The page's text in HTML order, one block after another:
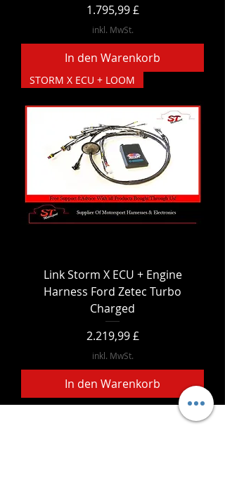
Preis
1.795,99 £
inkl. MwSt.
In den Warenkorb
STORM X ECU + LOOM
Link Storm X ECU + Engine
Harness Ford Zetec Turbo
Charged
Preis
2.219,99 £
inkl. MwSt.
In den Warenkorb
Sicher einkaufen: